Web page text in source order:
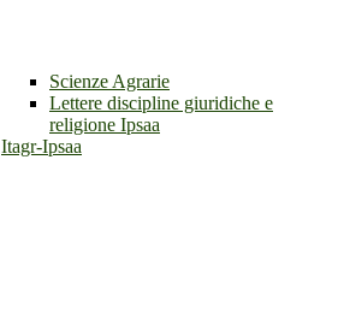
Scienze Agrarie
Lettere discipline giuridiche e
religione Ipsaa
Itagr-Ipsaa